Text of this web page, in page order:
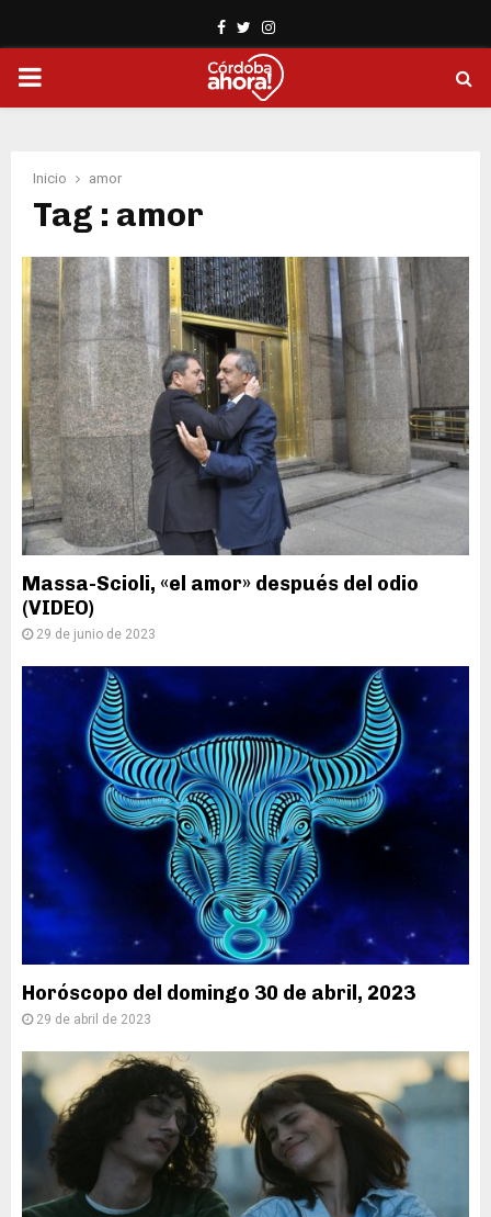
Facebook
TwitterInstagram
PRIMARY
Inicio amor
Tag : amor
Massa-Scioli, «el amor» después del odio
(VIDEO)
29 de junio de 2023
Horóscopo del domingo 30 de abril, 2023
29 de abril de 2023